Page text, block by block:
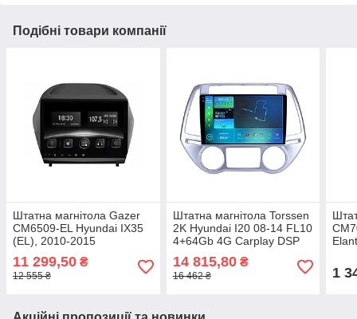
Подібні товари компанії
Штатна магнітола Gazer
CM6509-EL Hyundai IX35
(EL), 2010-2015
11 299,50 ₴
12 555 ₴
Штатна магнітола Torssen
2K Hyundai I20 08-14 FL10
4+64Gb 4G Carplay DSP
14 815,80₴
16 462 ₴ 1